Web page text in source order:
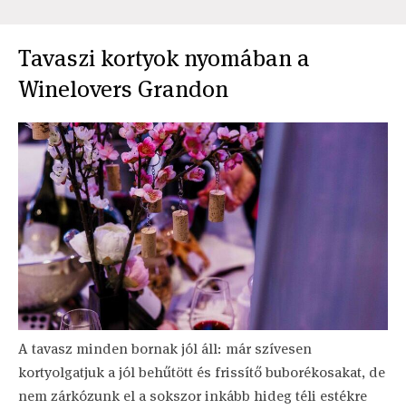
Tavaszi kortyok nyomában a
Winelovers Grandon
A tavasz minden bornak jól áll: már szívesen
kortyolgatjuk a jól behűtött és frissítő buborékosakat, de
nem zárkózunk el a sokszor inkább hideg téli estékre